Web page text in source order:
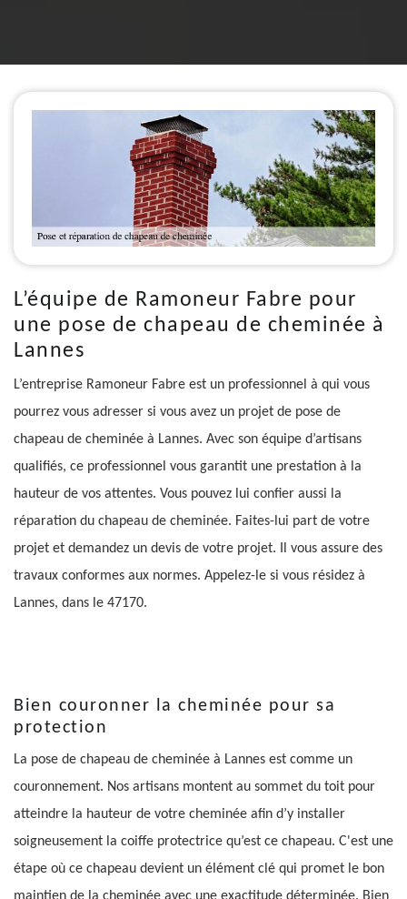
L’équipe de Ramoneur Fabre pour
une pose de chapeau de cheminée à
Lannes
L’entreprise Ramoneur Fabre est un professionnel à qui vous
pourrez vous adresser si vous avez un projet de pose de
chapeau de cheminée à Lannes. Avec son équipe d’artisans
qualifiés, ce professionnel vous garantit une prestation à la
hauteur de vos attentes. Vous pouvez lui confier aussi la
réparation du chapeau de cheminée. Faites-lui part de votre
projet et demandez un devis de votre projet. Il vous assure des
travaux conformes aux normes. Appelez-le si vous résidez à
Lannes, dans le 47170.
Bien couronner la cheminée pour sa
protection
La pose de chapeau de cheminée à Lannes est comme un
couronnement. Nos artisans montent au sommet du toit pour
atteindre la hauteur de votre cheminée afin d’y installer
soigneusement la coiffe protectrice qu’est ce chapeau. C'est une
étape où ce chapeau devient un élément clé qui promet le bon
maintien de la cheminée avec une exactitude déterminée. Bien